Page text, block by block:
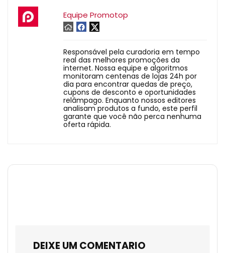
Equipe Promotop
Responsável pela curadoria em tempo
real das melhores promoções da
internet. Nossa equipe e algoritmos
monitoram centenas de lojas 24h por
dia para encontrar quedas de preço,
cupons de desconto e oportunidades
relâmpago. Enquanto nossos editores
analisam produtos a fundo, este perfil
garante que você não perca nenhuma
oferta rápida.
DEIXE UM COMENTARIO